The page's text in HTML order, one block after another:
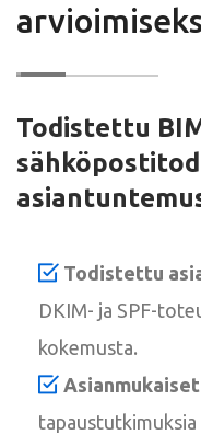
Todistettu
Todistettu
DKIM- ja SPF-
kokemusta.